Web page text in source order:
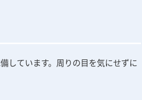
しています。周りの目を気にせずに